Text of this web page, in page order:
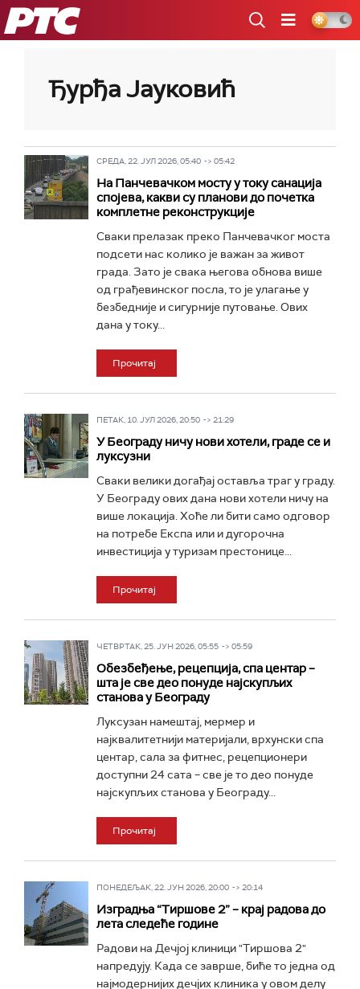
РТС
Ђурђа Јауковић
СРЕДА, 22. ЈУЛ 2026, 05:40 -> 05:42
На Панчевачком мосту у току санација
спојева, какви су планови до почетка
комплетне реконструкције
Сваки прелазак преко Панчевачког моста
подсети нас колико је важан за живот
града. Зато је свака његова обнова више
од грађевинског посла, то је улагање у
безбедније и сигурније путовање. Ових
дана у току...
Прочитај
ПЕТАК, 10. ЈУЛ 2026, 20:50 -> 21:29
У Београду ничу нови хотели, граде се и
луксузни
Сваки велики догађај оставља траг у граду.
У Београду ових дана нови хотели ничу на
више локација. Хоће ли бити само одговор
на потребе Експа или и дугорочна
инвестиција у туризам престонице...
Прочитај
ЧЕТВРТАК, 25. ЈУН 2026, 05:55 -> 05:59
Обезбеђење, рецепција, спа центар –
шта је све део понуде најскупљих
станова у Београду
Луксузан намештај, мермер и
најквалитетнији материјали, врхунски спа
центар, сала за фитнес, рецепционери
доступни 24 сата – све је то део понуде
најскупљих станова у Београду...
Прочитај
ПОНЕДЕЉАК, 22. ЈУН 2026, 20:00 -> 20:14
Изградња “Тиршове 2” – крај радова до
лета следеће године
Радови на Дечјој клиници "Тиршова 2"
напредују. Када се заврше, биће то једна од
најмодернијих дечјих клиника у овом делу